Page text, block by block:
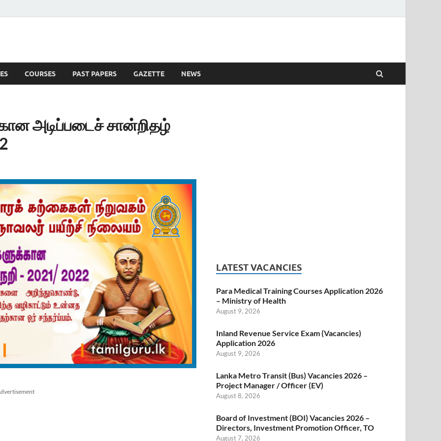
COURSES PAST PAPERS GAZETTE NEWS
அடிப்படைச் சான்றிதழ்
LATEST VACANCIES
Para Medical Training Courses Application 2026
– Ministry of Health
August 9, 2026
Inland Revenue Service Exam (Vacancies)
Application 2026
August 9, 2026
Lanka Metro Transit (Bus) Vacancies 2026 –
Project Manager / Officer (EV)
August 8, 2026
Board of Investment (BOI) Vacancies 2026 –
Directors, Investment Promotion Officer, TO
August 7, 2026